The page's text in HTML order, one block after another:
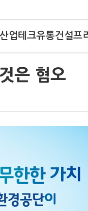
산업테크유통건설프
은 혐오